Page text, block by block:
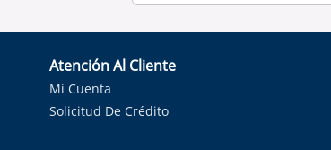
Atención Al Cliente
Mi Cuenta
Solicitud De Crédito